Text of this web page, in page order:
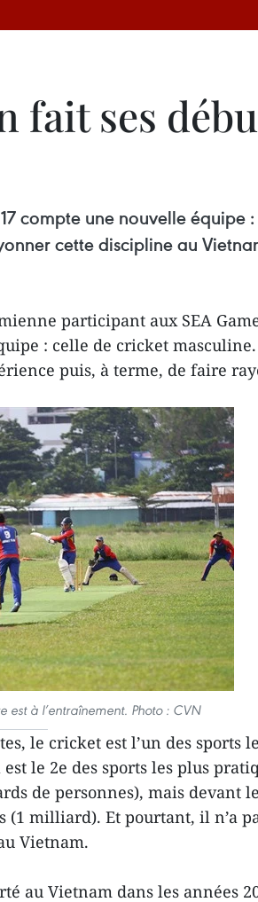
ses
compte une nouvelle équipe
cette discipline au
participant aux SEA
: celle de cricket masculine.
puis, à terme, de faire
est à l’entraînement. Photo : CVN
le cricket est l’un des sports
le 2e des sports les plus
de personnes), mais devant le
milliard). Et pourtant, il n’a
Vietnam.
au Vietnam dans les années